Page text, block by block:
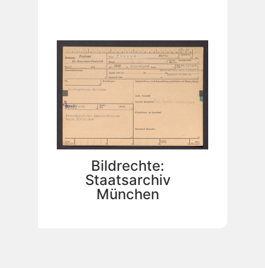
Bildrechte:
Staatsarchiv
München